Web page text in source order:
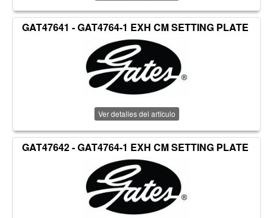
GAT47641 - GAT4764-1 EXH CM SETTING PLATE
Ver detalles del artículo
GAT47642 - GAT4764-1 EXH CM SETTING PLATE